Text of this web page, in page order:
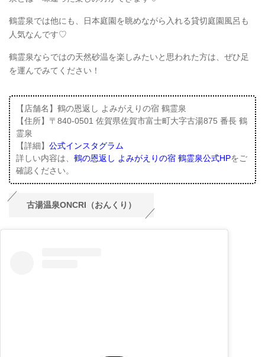
鶴霊泉では他にも、日本庭園を眺めながら入れる貸切庭園風呂も
人気なんです♡
鶴霊泉ならではの天然砂温を楽しみたいと思われた方は、ぜひ足
を運んでみてください！
【店舗名】鶴の恩返し よみがえりの宿 鶴霊泉
【住所】〒840-0501 佐賀県佐賀市富士町大字古湯875 番長 鶴
霊泉
【詳細】 公式インスタグラム
詳しい内容は、 鶴の恩返し よみがえりの宿 鶴霊泉公式HPをご
確認ください。
古湯温泉ONCRI（おんくり）